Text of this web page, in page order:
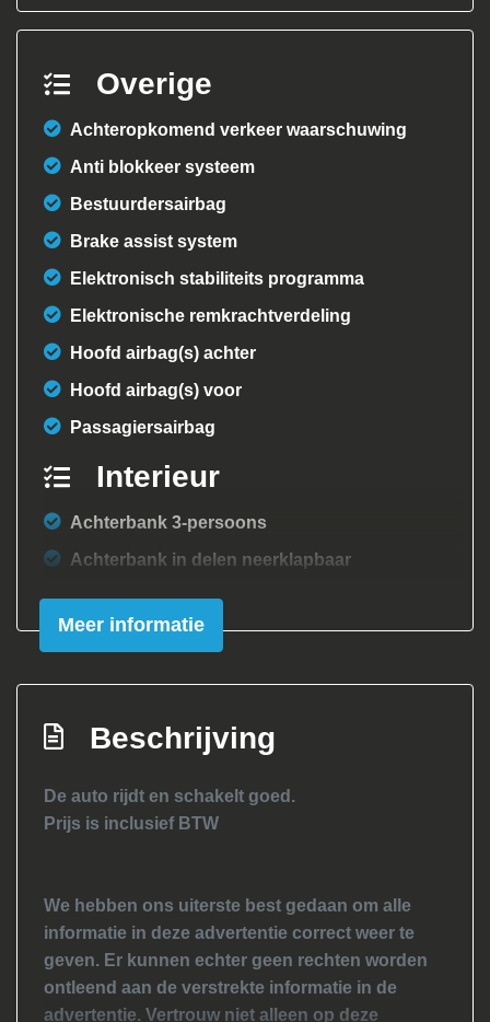
Overige
Achteropkomend verkeer waarschuwing
Anti blokkeer systeem
Bestuurdersairbag
Brake assist system
Elektronisch stabiliteits programma
Elektronische remkrachtverdeling
Hoofd airbag(s) achter
Hoofd airbag(s) voor
Passagiersairbag
Interieur
Achterbank 3-persoons
Achterbank in delen neerklapbaar
Achterbank neerklapbaar
Airco
Stuur verstelbaar
Exterieur
Bumpers in carrosseriekleur
Centrale vergrendeling
Centrale vergrendeling met
afstandsbediening
Meer informatie
Beschrijving
De auto rijdt en schakelt goed.
Prijs is inclusief BTW
We hebben ons uiterste best gedaan om alle
informatie in deze advertentie correct weer te
geven. Er kunnen echter geen rechten worden
ontleend aan de verstrekte informatie in de
advertentie. Vertrouw niet alleen op deze